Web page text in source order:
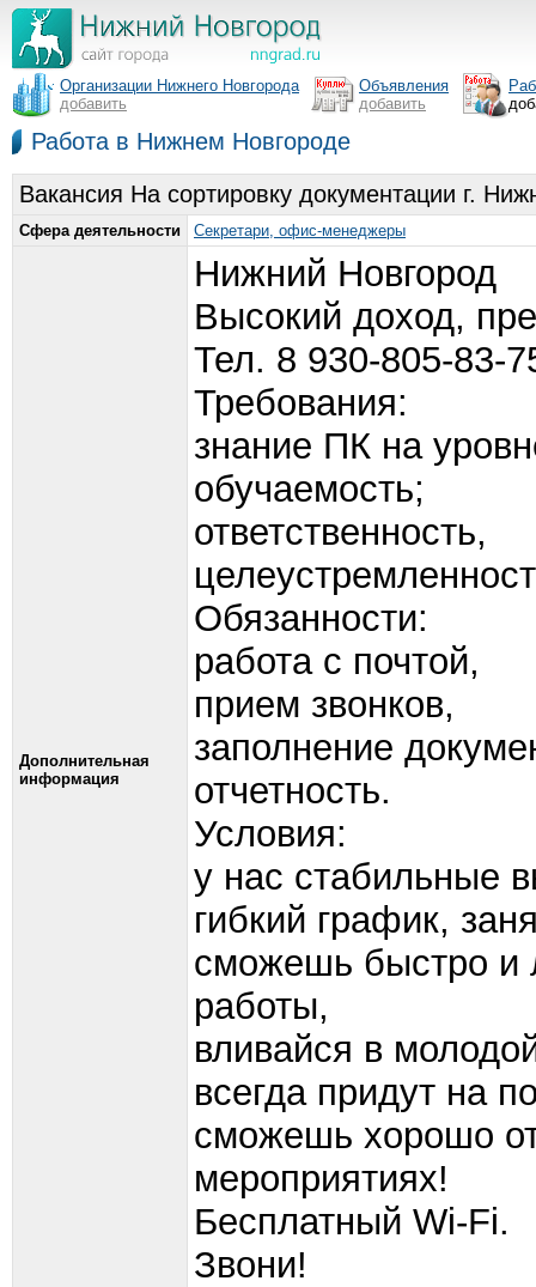
Организации Нижнего Новгорода
добавить
Объявления
добавить
Работа в Нижнем Новгороде
Вакансия На сортировку документации г.
Сфера деятельности Секретари, офис-менеджеры
Дополнительная
информация
Нижний Новгород
Высокий доход,
Тел. 8 930-805-83-
Требования:
знание ПК на
обучаемость;
ответственность,
Обязанности:
работа с почтой,
прием звонков,
заполнение
отчетность.
Условия:
у нас стабильные
гибкий график,
сможешь быстро и
работы,
вливайся в
всегда придут на
сможешь хорошо
мероприятиях!
Бесплатный Wi-Fi.
Звони!